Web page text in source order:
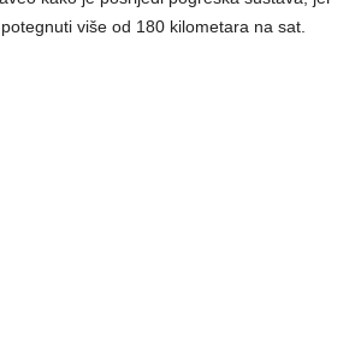
više od 180 kilometara na sat.